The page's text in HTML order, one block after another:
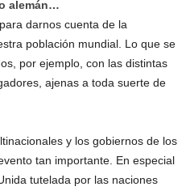
alemán…
darnos cuenta de la
población mundial. Lo que se
por ejemplo, con las distintas
ajenas a toda suerte de
y los gobiernos de los
tan importante. En especial
tutelada por las naciones